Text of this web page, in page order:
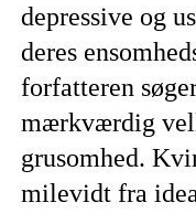
depressive og
deres
forfatteren
mærkværdig
grusomhed.
milevidt fra